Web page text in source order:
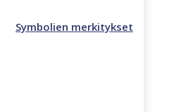
Symbolien merkitykset